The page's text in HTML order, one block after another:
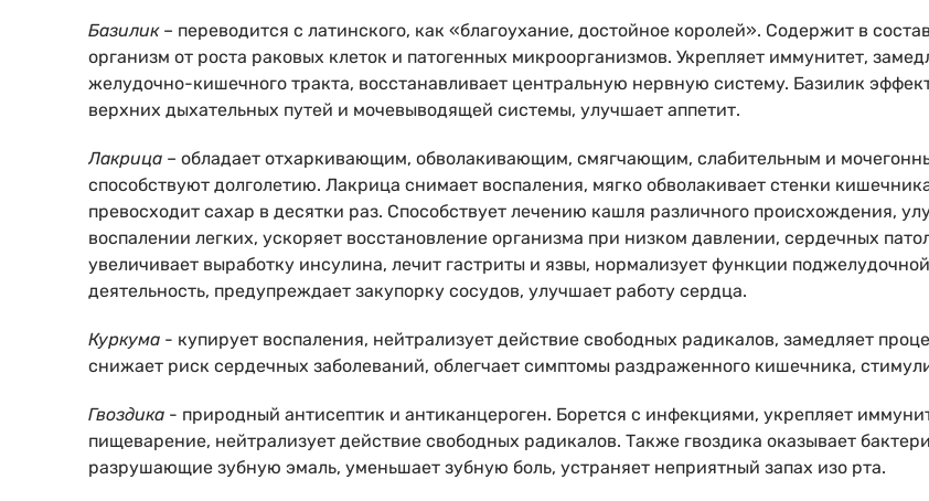
Базилик– переводится с латинского, как «благоухание, достойное королей». Содержит в
организм от роста раковых клеток и патогенных микроорганизмов. Укрепляет иммунитет,
желудочно-кишечного тракта, восстанавливает центральную нервную систему. Базилик
верхних дыхательных путей и мочевыводящей системы, улучшает аппетит.
Лакрица – обладает отхаркивающим, обволакивающим, смягчающим, слабительным и
способствуют долголетию. Лакрица снимает воспаления, мягко обволакивает стенки
превосходит сахар в десятки раз. Способствует лечению кашля различного происхождения,
воспалении легких, ускоряет восстановление организма при низком давлении, сердечных
увеличивает выработку инсулина, лечит гастриты и язвы, нормализует функции
деятельность, предупреждает закупорку сосудов, улучшает работу сердца.
Куркума - купирует воспаления, нейтрализует действие свободных радикалов, замедляет
снижает риск сердечных заболеваний, облегчает симптомы раздраженного кишечника,
Гвоздика - природный антисептик и антиканцероген. Борется с инфекциями, укрепляет
пищеварение, нейтрализует действие свободных радикалов. Также гвоздика оказывает
разрушающие зубную эмаль, уменьшает зубную боль, устраняет неприятный запах изо рта.